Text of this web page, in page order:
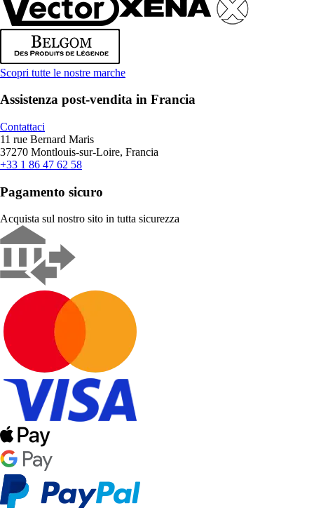
Scopri tutte le nostre marche
Assistenza post-vendita in Francia
Contattaci
11 rue Bernard Maris
37270 Montlouis-sur-Loire, Francia
+33 1 86 47 62 58
Pagamento sicuro
Acquista sul nostro sito in tutta sicurezza